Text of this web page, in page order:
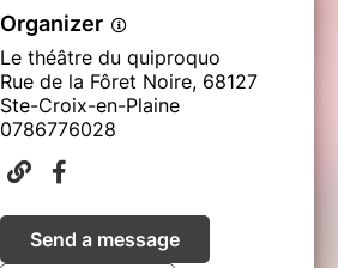
Organizer
Le théâtre du quiproquo
Rue de la Fôret Noire, 68127
Ste-Croix-en-Plaine
0786776028
Send a message